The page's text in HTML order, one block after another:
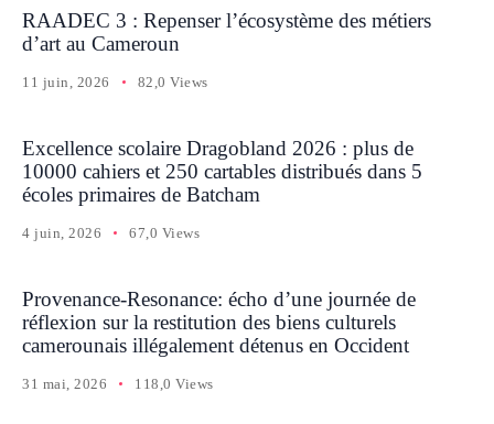
RAADEC 3 : Repenser l’écosystème des métiers
d’art au Cameroun
11 juin, 2026 82,0 Views
Excellence scolaire Dragobland 2026 : plus de
10000 cahiers et 250 cartables distribués dans 5
écoles primaires de Batcham
4 juin, 2026 67,0 Views
Provenance-Resonance: écho d’une journée de
réflexion sur la restitution des biens culturels
camerounais illégalement détenus en Occident
31 mai, 2026 118,0 Views